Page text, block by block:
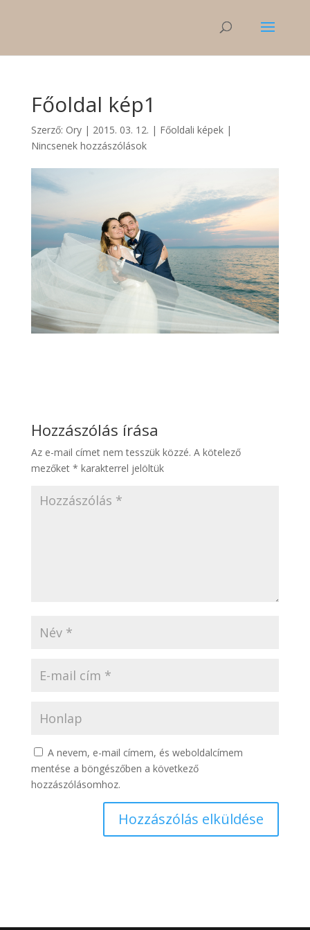
Főoldal kép1
Szerző: Ory| 2015. 03. 12. | Főoldali képek|
Nincsenek hozzászólások
Hozzászólás írása
Az e-mail címet nem tesszük közzé. A kötelező
mezőket * karakterrel jelöltük
A nevem, e-mail címem, és weboldalcímem
mentése a böngészőben a következő
hozzászólásomhoz.